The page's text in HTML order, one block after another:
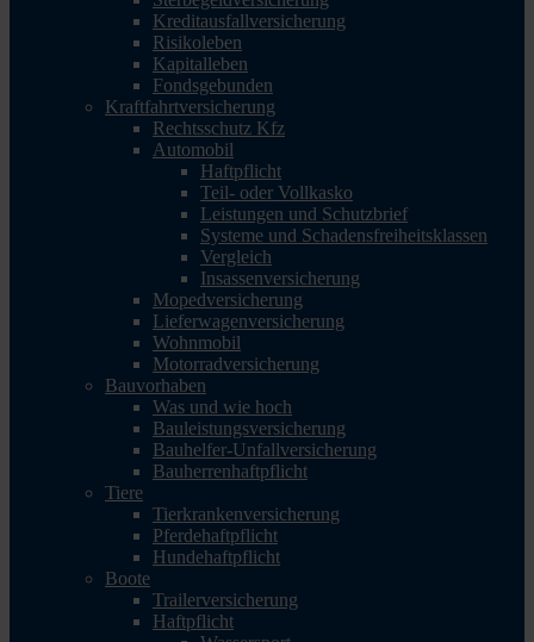
Kreditausfallversicherung
Risikoleben
Kapitalleben
Fondsgebunden
Kraftfahrtversicherung
Rechtsschutz Kfz
Automobil
Haftpflicht
Teil- oder Vollkasko
Leistungen und Schutzbrief
Systeme und Schadensfreiheitsklassen
Vergleich
Insassenversicherung
Mopedversicherung
Lieferwagenversicherung
Wohnmobil
Motorradversicherung
Bauvorhaben
Was und wie hoch
Bauleistungsversicherung
Bauhelfer-Unfallversicherung
Bauherrenhaftpflicht
Tiere
Tierkrankenversicherung
Pferdehaftpflicht
Hundehaftpflicht
Boote
Trailerversicherung
Haftpflicht